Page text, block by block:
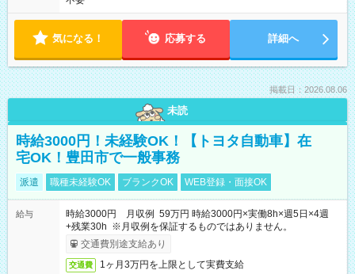
気になる！ 応募する 詳細へ
掲載日：2026.08.06
未読
時給3000円！未経験OK！【トヨタ自動車】在
宅OK！豊田市で一般事務
派遣 職種未経験OK ブランクOK WEB登録・面接OK
給与
時給3000円 月収例 59万円 時給3000円×実働8h×週5日×4週
+残業30h ※月収例を保証するものではありません。
交通費別途支給あり
交通費 1ヶ月3万円を上限として実費支給